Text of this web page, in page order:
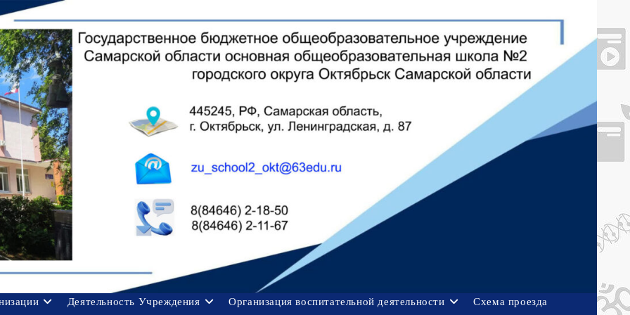
Деятельность Учреждения Организация воспитательной деятельности
Схема проезда